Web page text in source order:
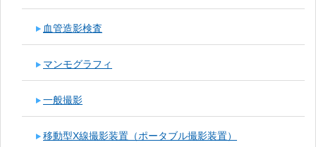
血管造影検査
マンモグラフィ
一般撮影
移動型X線撮影装置（ポータブル撮影装置）